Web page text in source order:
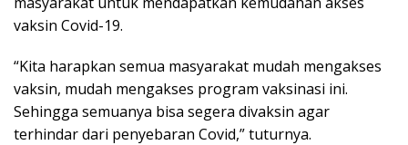
vaksin Covid-19.
“Kita harapkan semua masyarakat mudah mengakses
vaksin, mudah mengakses program vaksinasi ini.
Sehingga semuanya bisa segera divaksin agar
terhindar dari penyebaran Covid,” tuturnya.